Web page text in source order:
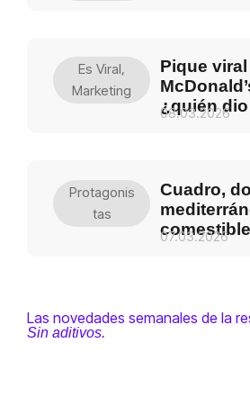
Pique
¿quién
08.03.2026
Es Viral,
Marketing
Cuadro,
comestible
07.03.2026
Protagonis
Tas
Las novedades semanales de la
Sin aditivos.